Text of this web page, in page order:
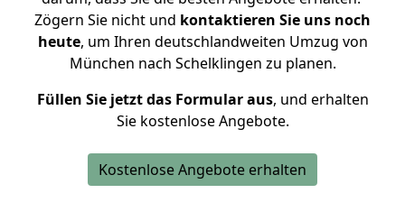
Zögern Sie nicht und kontaktieren Sie uns noch
heute, um Ihren deutschlandweiten Umzug von
München nach Schelklingen zu planen.
Füllen Sie jetzt das Formular aus, und erhalten
Sie kostenlose Angebote.
Kostenlose Angebote erhalten